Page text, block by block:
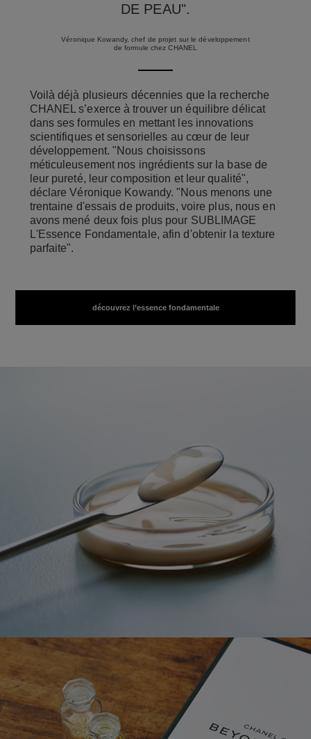
DE PEAU".
Véronique Kowandy, chef de projet sur le développement
de formule chez CHANEL
Voilà déjà plusieurs décennies que la recherche
CHANEL s’exerce à trouver un équilibre délicat
dans ses formules en mettant les innovations
scientifiques et sensorielles au cœur de leur
développement. "Nous choisissons
méticuleusement nos ingrédients sur la base de
leur pureté, leur composition et leur qualité",
déclare Véronique Kowandy. "Nous menons une
trentaine d'essais de produits, voire plus, nous en
avons mené deux fois plus pour SUBLIMAGE
L'Essence Fondamentale, afin d'obtenir la texture
parfaite".
découvrez l’essence fondamentale